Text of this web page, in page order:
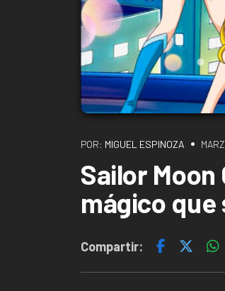
POR: MIGUEL ESPINOZA •
Sailor
mágico que
Compartir: